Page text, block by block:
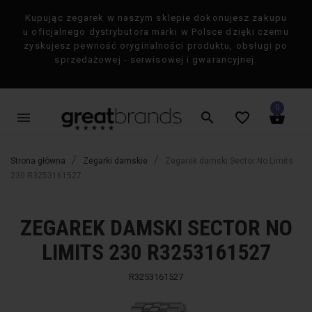
Kupując zegarek w naszym sklepie dokonujesz zakupu
u oficjalnego dystrybutora marki w Polsce dzięki czemu
zyskujesz pewność oryginalności produktu, obsługi po
sprzedażowej - serwisowej i gwarancyjnej.
menu shopping_basket
0
favorite_border
search
×
Strona główna Zegarki damskie
Zegarek damski Sector No Limits
230 R3253161527
ZEGAREK DAMSKI SECTOR NO
LIMITS 230 R3253161527
R3253161527
-50% favorite_border -50% favorite_border